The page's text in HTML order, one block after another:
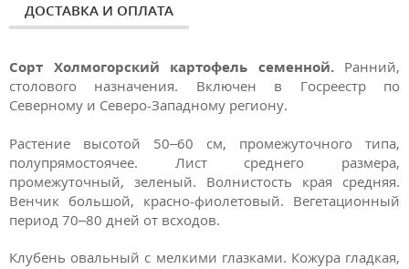
ДОСТАВКА И ОПЛАТА
Сорт Холмогорский картофель семенной. Ранний,
столового назначения. Включен в Госреестр по
Северному и Северо-Западному региону.
Растение высотой 50–60 см, промежуточного типа,
полупрямостоячее. Лист среднего размера,
промежуточный, зеленый. Волнистость края средняя.
Венчик большой, красно-фиолетовый. Вегетационный
период 70–80 дней от всходов.
Клубень овальный с мелкими глазками. Кожура гладкая,